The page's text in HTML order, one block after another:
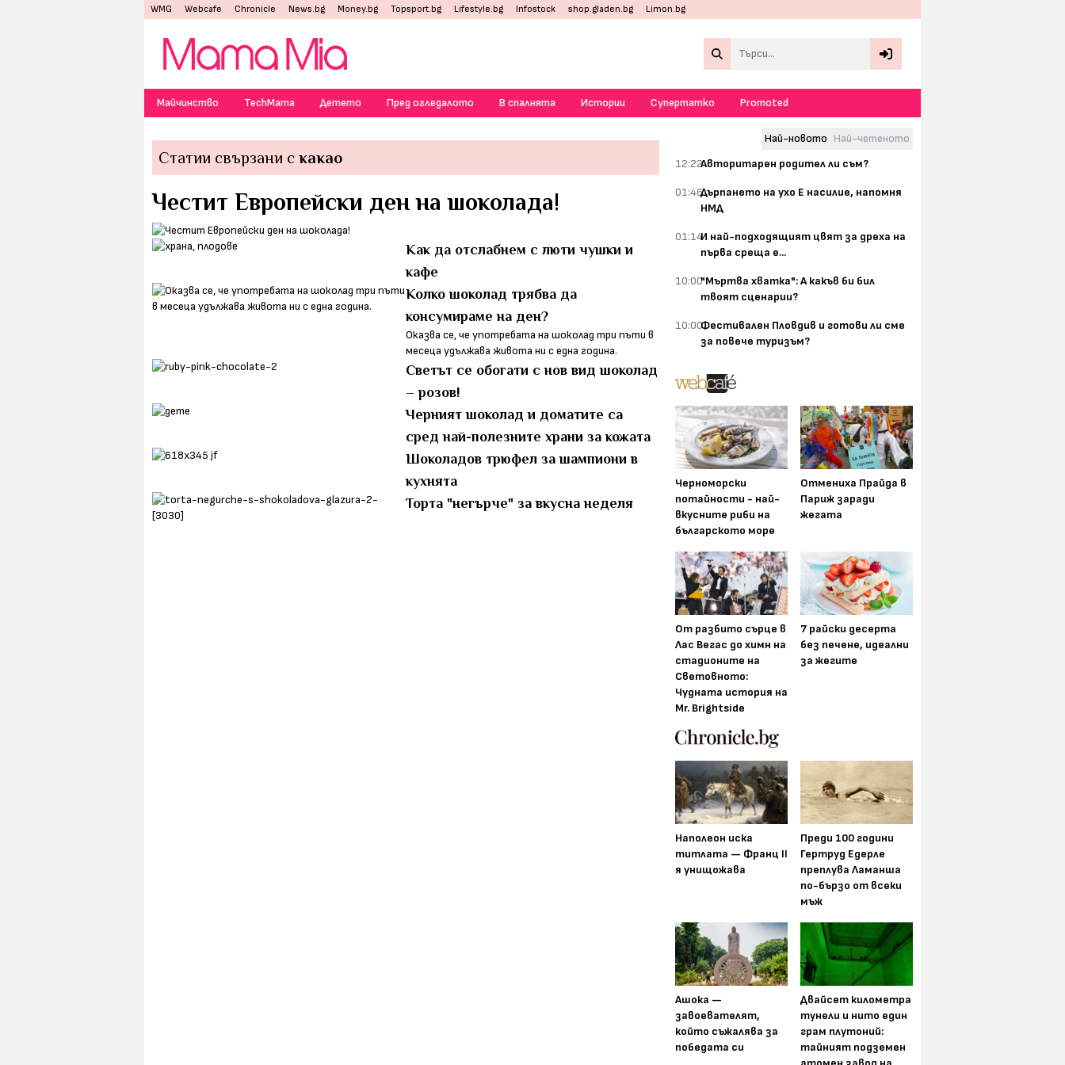
WMG Webcafe Chronicle News.bg Money.bg Topsport.bg Lifestyle.bg Infostock shop.gladen.bg Limon.bg
Майчинство TechMama Детето Пред огледалото В спалнята Истории Супертатко Promoted
Статии свързани с какао
Честит Европейски ден на шоколада!
Как да отслабнем с люти чушки и
кафе
Колко шоколад трябва да
консумираме на ден?
Оказва се, че употребата на шоколад три пъти в
месеца удължава живота ни с една година.
Светът се обогати с нов вид шоколад
– розов!
Черният шоколад и доматите са
сред най-полезните храни за кожата
Шоколадов трюфел за шампиони в
кухнята
Торта "негърче" за вкусна неделя
Най-новото Най-четеното
12:22Авторитарен родител ли съм?
01:46Дърпането на ухо Е насилие, напомня
НМД
01:14И най-подходящият цвят за дреха на
първа среща е...
10:00"Мъртва хватка": А какъв би бил
твоят сценарии?
10:00Фестивален Пловдив и готови ли сме
за повече туризъм?
Черноморски
потайности - най-
вкусните риби на
българското море
Отмениха Прайда в
Париж заради
жегата
От разбито сърце в
Лас Вегас до химн на
стадионите на
Световното:
Чудната история на
Mr. Brightside
7 райски десерта
без печене, идеални
за жегите
Наполеон иска
титлата — Франц II
я унищожава
Преди 100 години
Гертруд Едерле
преплува Ламанша
по-бързо от всеки
мъж
Ашока —
завоевателят,
който съжалява за
победата си
Двайсет километра
тунели и нито един
грам плутоний:
тайният подземен